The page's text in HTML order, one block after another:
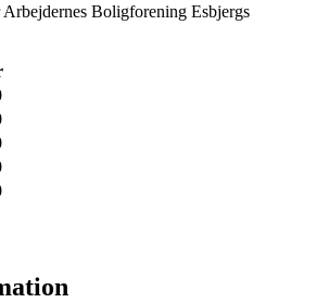
Boligforening Esbjergs